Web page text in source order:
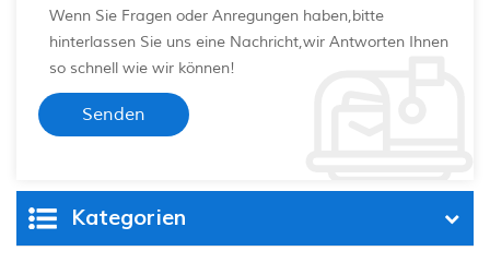
Wenn Sie Fragen oder Anregungen haben,bitte
hinterlassen Sie uns eine Nachricht,wir Antworten Ihnen
so schnell wie wir können!
Kategorien